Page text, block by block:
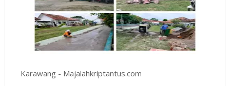
Karawang - Majalahkriptantus.com